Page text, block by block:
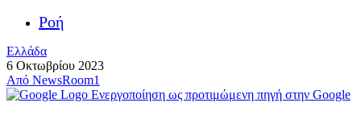
Ροή
Ελλάδα
6 Οκτωβρίου 2023
Από NewsRoom1
Ενεργοποίηση ως προτιμώμενη πηγή στην Google